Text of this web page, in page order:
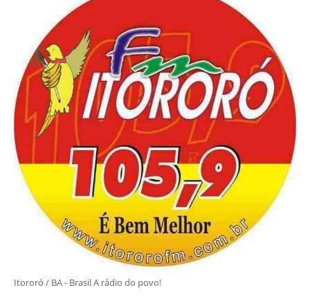
Itororó / BA - Brasil A rádio do povo!